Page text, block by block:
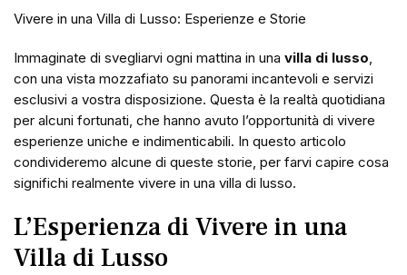
Vivere in una Villa di Lusso: Esperienze e Storie
Immaginate di svegliarvi ogni mattina in una villa di lusso,
con una vista mozzafiato su panorami incantevoli e servizi
esclusivi a vostra disposizione. Questa è la realtà quotidiana
per alcuni fortunati, che hanno avuto l’opportunità di vivere
esperienze uniche e indimenticabili. In questo articolo
condivideremo alcune di queste storie, per farvi capire cosa
significhi realmente vivere in una villa di lusso.
L’Esperienza di Vivere in una
Villa di Lusso